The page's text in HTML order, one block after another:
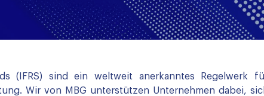
(IFRS) sind ein weltweit anerkanntes Regelwerk
Wir von MBG unterstützen Unternehmen dabei,